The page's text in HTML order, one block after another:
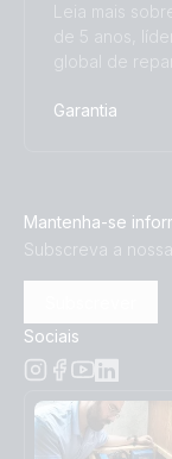
Leia mais
de 5 anos,
global de
Garantia
Mantenha-se
Subscreva a
Sociais